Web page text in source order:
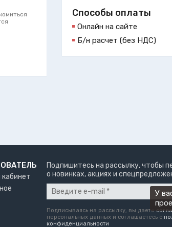
Способы оплаты
Онлайн на сайте
Б/н расчет (без НДС)
Подпишитесь на рассылку, чтобы
о новинках, акциях и
Подписываясь на рассылку, вы даете
персональных данных и соглашаетесь c
конфиденциальности
У